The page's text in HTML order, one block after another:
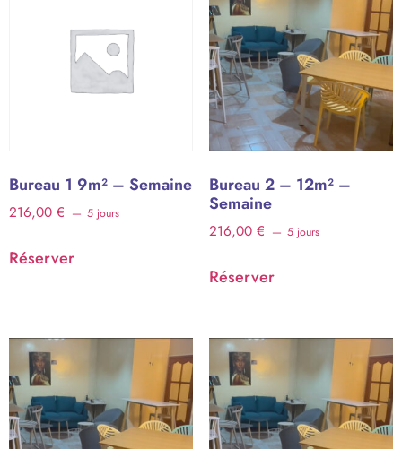
Bureau 1 9m² – Semaine
216,00 € 5 jours
Réserver
Bureau 2 – 12m² –
Semaine
216,00 € 5 jours
Réserver